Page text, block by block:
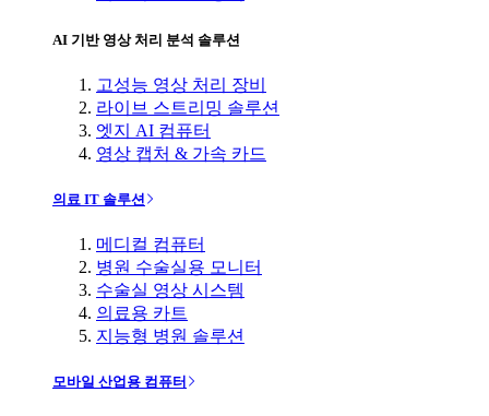
AI 기반 영상 처리 분석 솔루션
고성능 영상 처리 장비
라이브 스트리밍 솔루션
엣지 AI 컴퓨터
영상 캡처 & 가속 카드
의료 IT 솔루션
메디컬 컴퓨터
병원 수술실용 모니터
수술실 영상 시스템
의료용 카트
지능형 병원 솔루션
모바일 산업용 컴퓨터